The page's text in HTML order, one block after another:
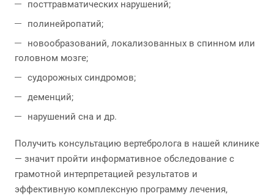
посттравматических нарушений;
полинейропатий;
новообразований, локализованных в спинном или
головном мозге;
судорожных синдромов;
деменций;
нарушений сна и др.
Получить консультацию вертебролога в нашей клинике
— значит пройти информативное обследование с
грамотной интерпретацией результатов и
эффективную комплексную программу лечения,